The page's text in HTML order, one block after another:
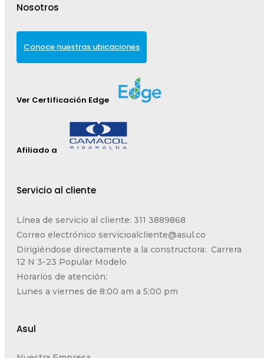
Nosotros
Conoce nuestras ubicaciones
Ver Certificación Edge
Afiliado a
Servicio al cliente
Línea de servicio al cliente: 311 3889868
Correo electrónico servicioalcliente@asul.co
Dirigiéndose directamente a la constructora: Carrera
12 N 3-23 Popular Modelo
Horarios de atención:
Lunes a viernes de 8:00 am a 5:00 pm
Asul